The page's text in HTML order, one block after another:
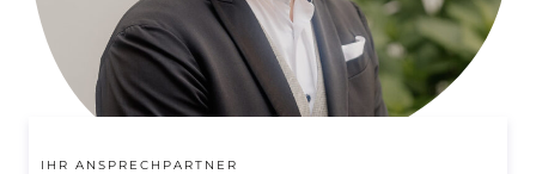
IHR ANSPRECHPARTNER